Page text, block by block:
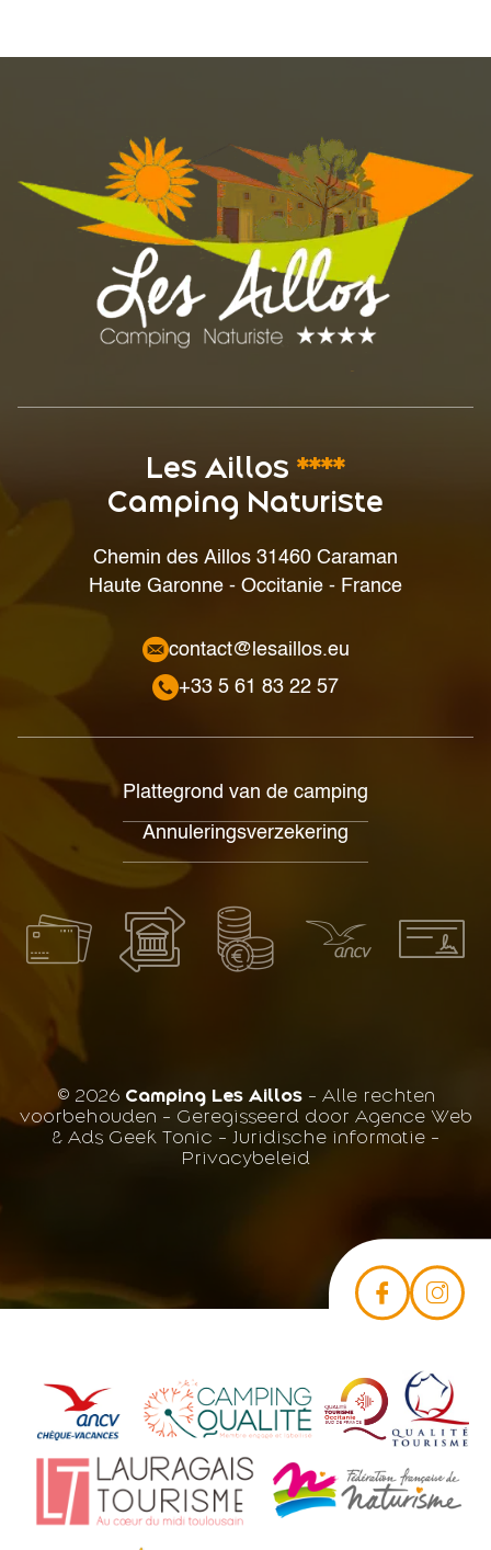
Les Aillos ****
Camping Naturiste
Chemin des Aillos 31460 Caraman
Haute Garonne - Occitanie - France
contact@lesaillos.eu
+33 5 61 83 22 57
Plattegrond van de camping
Annuleringsverzekering
© 2026 Camping Les Aillos- Alle rechten
voorbehouden - Geregisseerd door Agence Web
& Ads Geek Tonic - Juridische informatie -
Privacybeleid